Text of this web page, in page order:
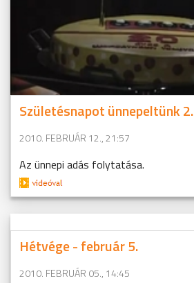
Születésnapot ünnepeltünk 2.
2010. FEBRUÁR 12., 21:57
Az ünnepi adás folytatása.
Hétvége - február 5.
2010. FEBRUÁR 05., 14:45